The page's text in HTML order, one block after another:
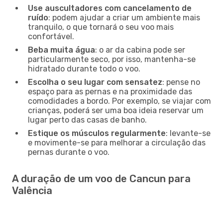
Use auscultadores com cancelamento de
ruído: podem ajudar a criar um ambiente mais
tranquilo, o que tornará o seu voo mais
confortável.
Beba muita água: o ar da cabina pode ser
particularmente seco, por isso, mantenha-se
hidratado durante todo o voo.
Escolha o seu lugar com sensatez: pense no
espaço para as pernas e na proximidade das
comodidades a bordo. Por exemplo, se viajar com
crianças, poderá ser uma boa ideia reservar um
lugar perto das casas de banho.
Estique os músculos regularmente: levante-se
e movimente-se para melhorar a circulação das
pernas durante o voo.
A duração de um voo de Cancun para
Valência